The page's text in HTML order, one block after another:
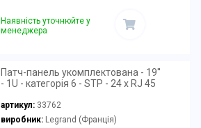
Наявність уточнюйте у
менеджера
Патч-панель укомплектована - 19''
- 1U - категорія 6 - STP - 24 x RJ 45
артикул: 33762
виробник:Legrand (Франція)